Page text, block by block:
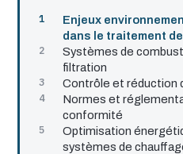
Enjeux
dans le traitement de
Systèmes de
filtration
Contrôle et réduction
Normes et
conformité
Optimisation
systèmes de